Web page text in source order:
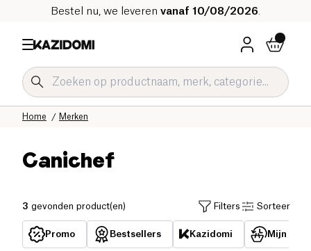
Bestel nu, we leveren vanaf 10/08/2026
Merken
Home
Canichef
3 gevonden product(en) Filters Sorteer
Promo Bestsellers Kazidomi Mijn